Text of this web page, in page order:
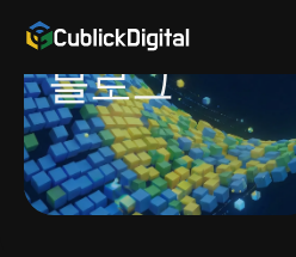
블로그